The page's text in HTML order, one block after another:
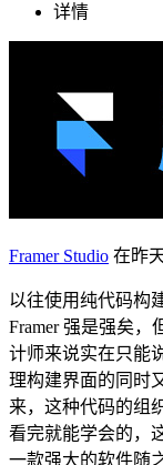
详情
Framer Studio 在昨
以往使用纯代码构
Framer 强是强矣，
计师来说实在只能
理构建界面的同时
来，这种代码的组
看完就能学会的，
一款强大的软件随